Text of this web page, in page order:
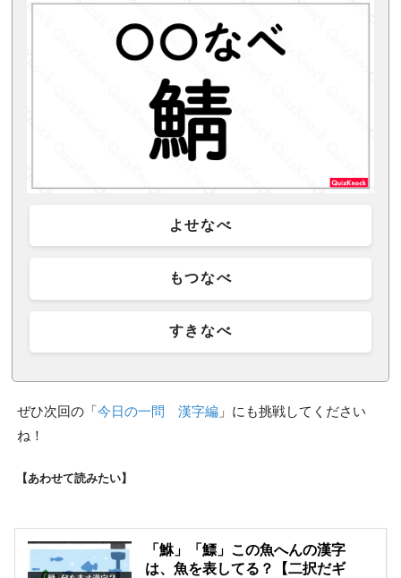
よせなべ
もつなべ
すきなべ
ぜひ次回の「今日の一問 漢字編」にも挑戦してください
ね！
【あわせて読みたい】
「鮴」「鰾」この魚へんの漢字
は、魚を表してる？【二択だギ